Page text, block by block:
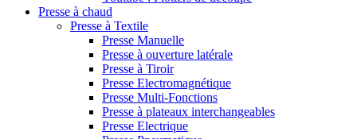
Presse à chaud
Presse à Textile
Presse Manuelle
Presse à ouverture latérale
Presse à Tiroir
Presse Electromagnétique
Presse Multi-Fonctions
Presse à plateaux interchangeables
Presse Electrique